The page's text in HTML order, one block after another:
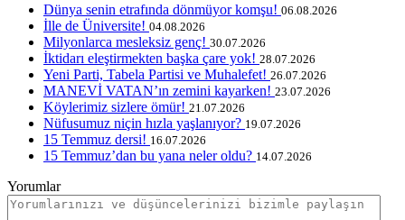
Dünya senin etrafında dönmüyor komşu! 06.08.2026
İlle de Üniversite! 04.08.2026
Milyonlarca mesleksiz genç! 30.07.2026
İktidarı eleştirmekten başka çare yok! 28.07.2026
Yeni Parti, Tabela Partisi ve Muhalefet! 26.07.2026
MANEVİ VATAN’ın zemini kayarken! 23.07.2026
Köylerimiz sizlere ömür! 21.07.2026
Nüfusumuz niçin hızla yaşlanıyor? 19.07.2026
15 Temmuz dersi! 16.07.2026
15 Temmuz’dan bu yana neler oldu? 14.07.2026
Yorumlar